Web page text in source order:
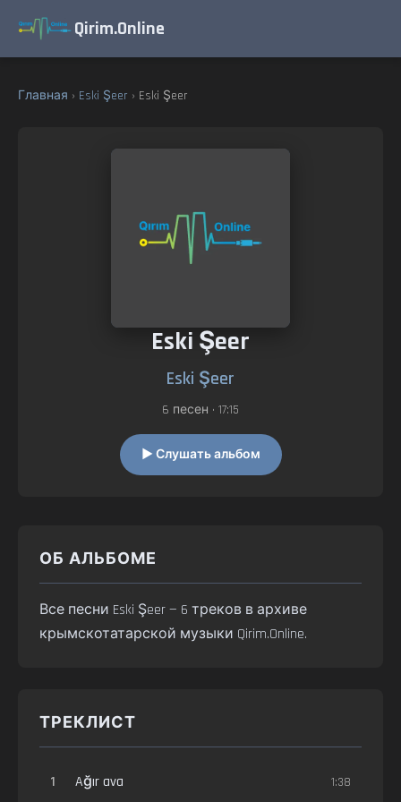
Qirim.Online
Главная › Eski Şeer › Eski Şeer
Eski Şeer
Eski Şeer
6 песен • 17:15
▶ Слушать альбом
ОБ АЛЬБОМЕ
Все песни Eski Şeer — 6 треков в архиве
крымскотатарской музыки Qirim.Online.
ТРЕКЛИСТ
1 Ağır ava 1:38